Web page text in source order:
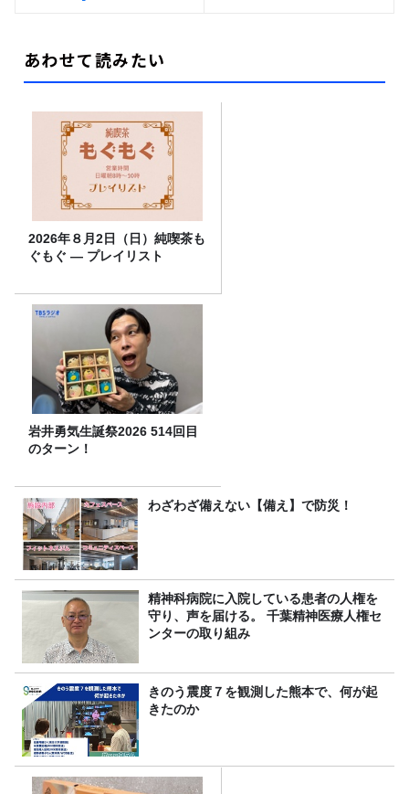
あわせて読みたい
2026年８月2日（日）純喫茶も
ぐもぐ ― プレイリスト
岩井勇気生誕祭2026 514回目
のターン！
わざわざ備えない【備え】で防災！
精神科病院に入院している患者の人権を
守り、声を届ける。 千葉精神医療人権セ
ンターの取り組み
きのう震度７を観測した熊本で、何が起
きたのか